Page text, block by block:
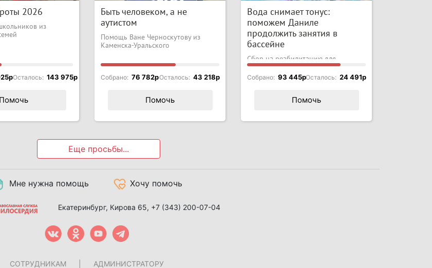
2026
из
Осталось: 143 975p
Помочь
Быть человеком, а не
аутистом
Помощь Ване Черноскутову из
Каменска-Уральского
Собрано: 76 782pОсталось: 43 218p
Помочь
Вода снимает тонус:
поможем Даниле
продолжить занятия в
бассейне
Сбор на реабилитацию для
мальчика с ДЦП
Собрано: 93 445pОсталось: 24 491p
Помочь
Еще просьбы...
Мне нужна помощь Хочу помочь
Екатеринбург, Кирова 65, +7 (343) 200-07-04
СОТРУДНИКАМ АДМИНИСТРАТОРУ